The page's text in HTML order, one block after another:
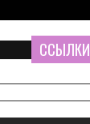
ССЫЛКИ